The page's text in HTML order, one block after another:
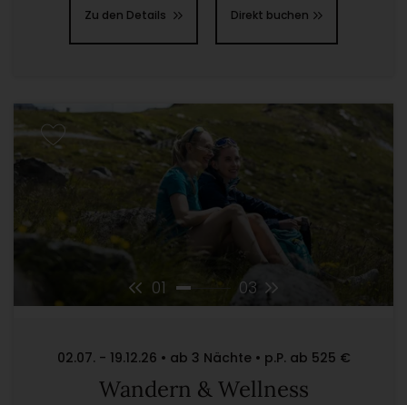
Zu den Details Direkt buchen
01 03
02.07. - 19.12.26 • ab 3 Nächte • p.P. ab 525 €
Wandern & Wellness